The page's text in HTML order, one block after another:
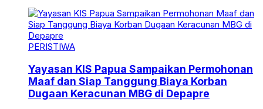
PERISTIWA
Yayasan KIS Papua Sampaikan Permohonan
Maaf dan Siap Tanggung Biaya Korban
Dugaan Keracunan MBG di Depapre